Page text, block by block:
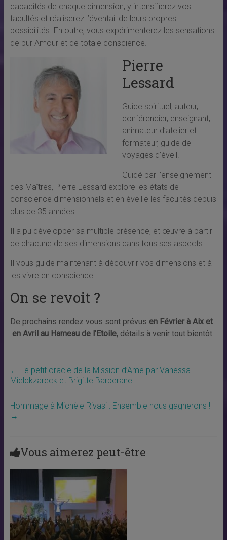
capacités de chaque dimension, y intensifierez vos
facultés et réaliserez l’éventail de leurs propres
possibilités. En outre, vous expérimenterez les sensations
de pur Amour et de totale conscience.
Pierre
Lessard
Guide spirituel, auteur,
conférencier, enseignant,
animateur d’atelier et
formateur, guide de
voyages d’éveil.
Guidé par l’enseignement
des Maîtres, Pierre Lessard explore les états de
conscience dimensionnels et en éveille les facultés depuis
plus de 35 années.
Il a pu développer sa multiple présence, et œuvre à partir
de chacune de ses dimensions dans tous ses aspects.
Il vous guide maintenant à découvrir vos dimensions et à
les vivre en conscience.
On se revoit ?
De prochains rendez vous sont prévus en Février à Aix et
en Avril au Hameau de l’Etoile, détails à venir tout bientôt
← Le petit oracle de la Mission d’Ame par Vanessa
Mielckzareck et Brigitte Barberane
Hommage à Michèle Rivasi : Ensemble nous gagnerons !
→
Vous aimerez peut-être